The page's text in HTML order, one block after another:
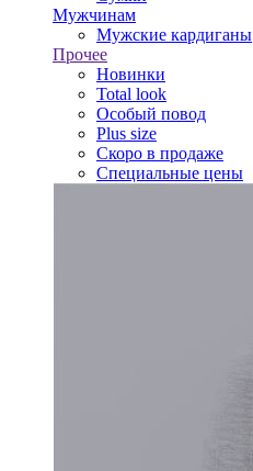
Мужчинам
Мужские кардиганы
Прочее
Новинки
Total look
Особый повод
Plus size
Скоро в продаже
Специальные цены